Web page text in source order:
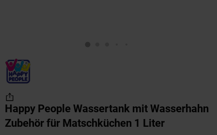
Happy People Wassertank mit Wasserhahn
Zubehör für Matschküchen 1 Liter